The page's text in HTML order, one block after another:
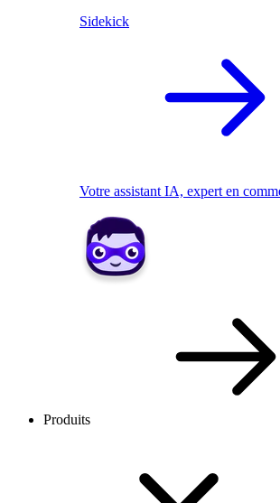
Sidekick
Votre assistant IA, expert en
Produits